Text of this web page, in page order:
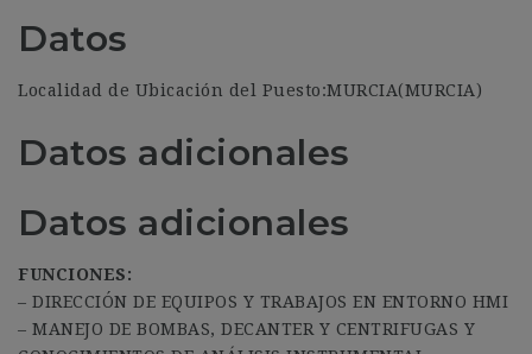
Datos
Localidad de Ubicación del Puesto:MURCIA(MURCIA)
Datos adicionales
Datos adicionales
FUNCIONES:
– DIRECCIÓN DE EQUIPOS Y TRABAJOS EN ENTORNO HMI
– MANEJO DE BOMBAS, DECANTER Y CENTRIFUGAS Y